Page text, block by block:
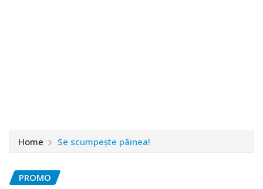
Home Se scumpește pâinea!
PROMO